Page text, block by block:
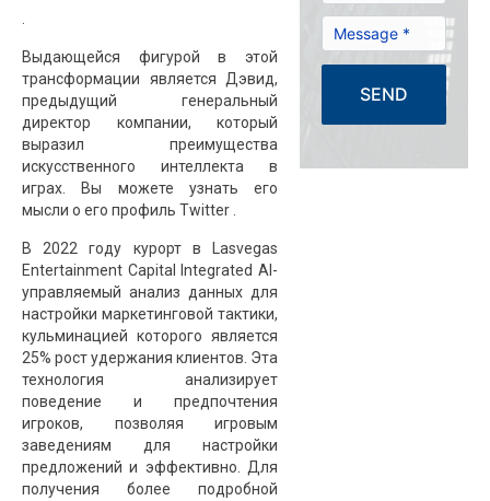
Выдающейся фигурой в этой
трансформации является Дэвид,
предыдущий генеральный
директор компании, который
выразил преимущества
искусственного интеллекта в
играх. Вы можете узнать его
мысли о его профиль Twitter
В 2022 году курорт в Lasvegas
Entertainment Capital Integrated AI-
управляемый анализ данных для
настройки маркетинговой тактики,
кульминацией которого является
25% рост удержания клиентов. Эта
технология анализирует
поведение и предпочтения
игроков, позволяя игровым
заведениям для настройки
предложений и эффективно. Для
получения более подробной
SEND